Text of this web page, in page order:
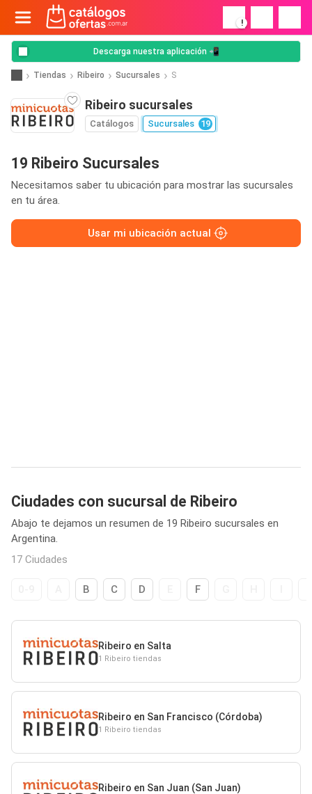
!
Descarga nuestra aplicación 📲
Tiendas Ribeiro Sucursales S
Ribeiro sucursales
Catálogos Sucursales 19
19 Ribeiro Sucursales
Necesitamos saber tu ubicación para mostrar las sucursales
en tu área.
Usar mi ubicación actual
Ciudades con sucursal de Ribeiro
Abajo te dejamos un resumen de 19 Ribeiro sucursales en
Argentina.
17 Ciudades
B C D F
Ribeiro en Salta
1 Ribeiro tiendas
Ribeiro en San Francisco (Córdoba)
1 Ribeiro tiendas
Ribeiro en San Juan (San Juan)